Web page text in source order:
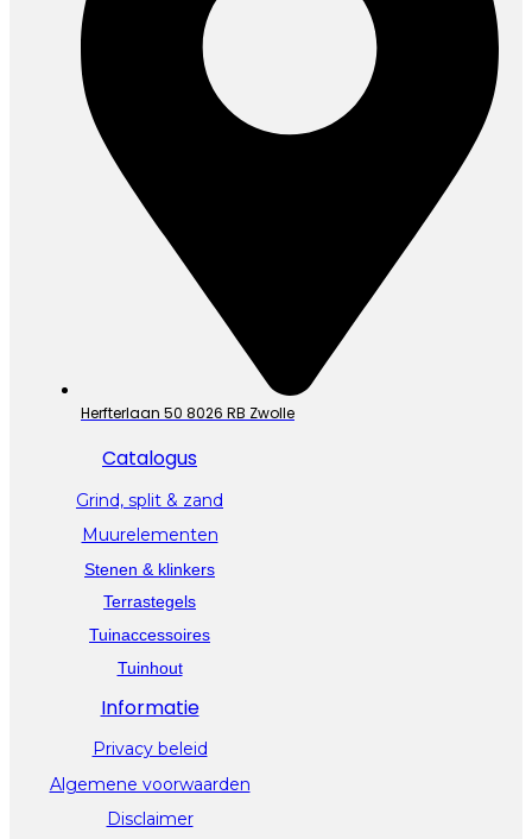
Herfterlaan 50 8026 RB Zwolle
Catalogus
Grind, split & zand
Muurelementen
Stenen & klinkers
Terrastegels
Tuinaccessoires
Tuinhout
Informatie
Privacy beleid
Algemene voorwaarden
Disclaimer